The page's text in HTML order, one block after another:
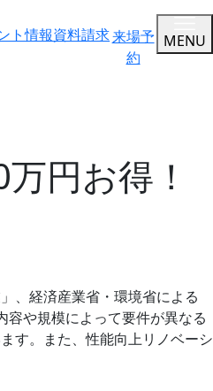
ト情報資料請求来場予
約
MENU
円お得！
、経済産業省・環境省による
容や規模によって要件が異なる
す。また、性能向上リノベーシ